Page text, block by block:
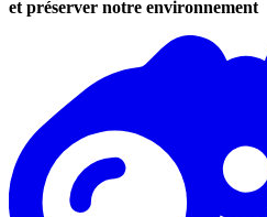
et préserver notre environnement